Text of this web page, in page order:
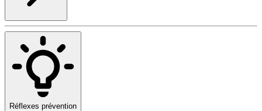
Réflexes prévention